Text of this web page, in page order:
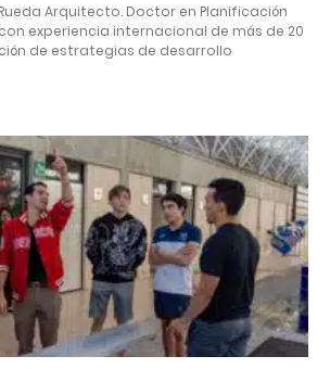
Arquitecto. Doctor en Planificación
experiencia internacional de más de 20
de estrategias de desarrollo